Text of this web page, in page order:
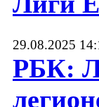
29.08.2025
РБК: